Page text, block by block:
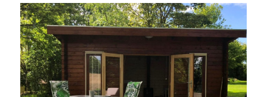
wanneer is beaujolais dag
wanneer is beaujolais
nouveau dag Wat is de dag
van Beaujolais Nouveau wat
is de traditie rond beaujolais
nouveau wat maakt
Beaujolais Nouveau zo
speciaal
wat zijn tannines
witte beaujolais nouveau